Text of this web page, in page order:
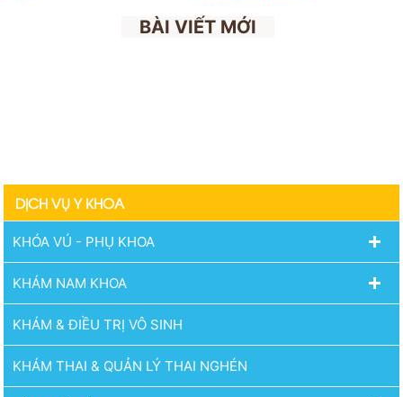
BÀI VIẾT MỚI
DỊCH VỤ Y KHOA
KHÓA VÚ - PHỤ KHOA
KHÁM NAM KHOA
KHÁM & ĐIỀU TRỊ VÔ SINH
KHÁM THAI & QUẢN LÝ THAI NGHÉN